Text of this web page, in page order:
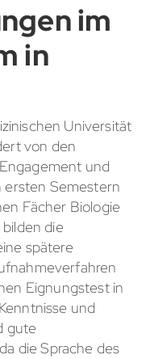
im
in
Universität
von den
und
ersten Semestern
Fächer Biologie
die
spätere
Eignungstest in
und
gute
die Sprache des